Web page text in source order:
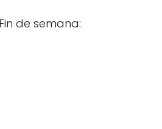
de semana: